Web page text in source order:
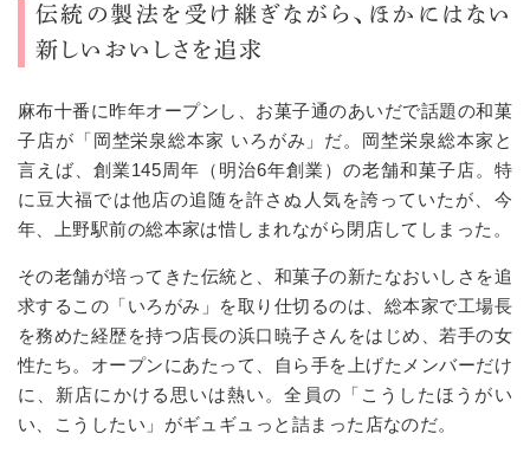
伝統の製法を受け継ぎながら、ほかにはない
新しいおいしさを追求
麻布十番に昨年オープンし、お菓子通のあいだで話題の和菓
子店が「岡埜栄泉総本家 いろがみ」だ。岡埜栄泉総本家と
言えば、創業145周年（明治6年創業）の老舗和菓子店。特
に豆大福では他店の追随を許さぬ人気を誇っていたが、今
年、上野駅前の総本家は惜しまれながら閉店してしまった。
その老舗が培ってきた伝統と、和菓子の新たなおいしさを追
求するこの「いろがみ」を取り仕切るのは、総本家で工場長
を務めた経歴を持つ店長の浜口暁子さんをはじめ、若手の女
性たち。オープンにあたって、自ら手を上げたメンバーだけ
に、新店にかける思いは熱い。全員の「こうしたほうがい
い、こうしたい」がギュギュっと詰まった店なのだ。